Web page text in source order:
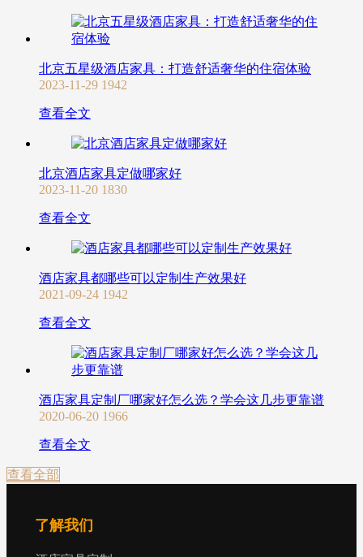
北京五星级酒店家具：打造舒适奢华的住宿体验
2023-11-29 1942
查看全文
北京酒店家具定做哪家好
2023-11-20 1830
查看全文
酒店家具都哪些可以定制生产效果好
2021-09-24 1942
查看全文
酒店家具定制厂哪家好怎么选？学会这几步更靠谱
2020-06-20 1966
查看全文
查看全部
了解我们